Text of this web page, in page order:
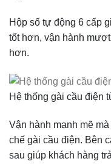
Hộp số tự động 6 cấp
tốt hơn, vận hành
hơn.
Hệ thống gài cầu điện
Vận hành mạnh mẽ
chế gài cầu điện. Bên
sau giúp khách hàng